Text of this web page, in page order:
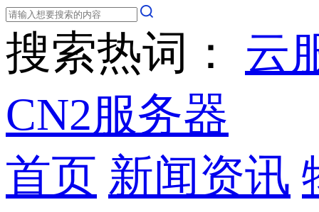
搜索热词： 云
CN2服务器
首页 新闻资讯